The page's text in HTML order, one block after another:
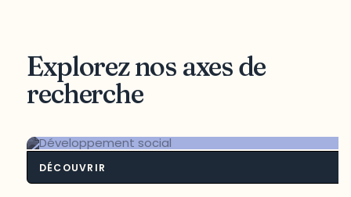
Explorez nos axes de
recherche
DÉCOUVRIR